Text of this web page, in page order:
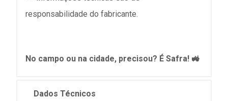
responsabilidade do fabricante.
No campo ou na cidade, precisou? É Safra! 🚜
Dados Técnicos